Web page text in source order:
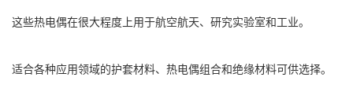
这些热电偶在很大程度上用于航空航天、研究实验室和工业。
适合各种应用领域的护套材料、热电偶组合和绝缘材料可供选择。